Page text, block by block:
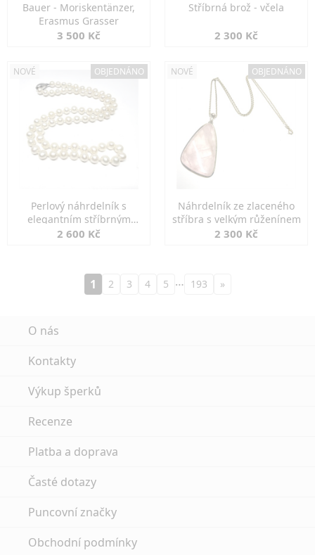
Bauer - Moriskentänzer,
Erasmus Grasser
3 500 Kč
Stříbrná brož - včela
2 300 Kč
NOVÉ OBJEDNÁNO
Perlový náhrdelník s
elegantním stříbrným
zapínáním
2 600 Kč
NOVÉ OBJEDNÁNO
Náhrdelník ze zlaceného
stříbra s velkým růženínem
2 300 Kč
1 2 3 4 5 … 193 »
O nás
Kontakty
Výkup šperků
Recenze
Platba a doprava
Časté dotazy
Puncovní značky
Obchodní podmínky